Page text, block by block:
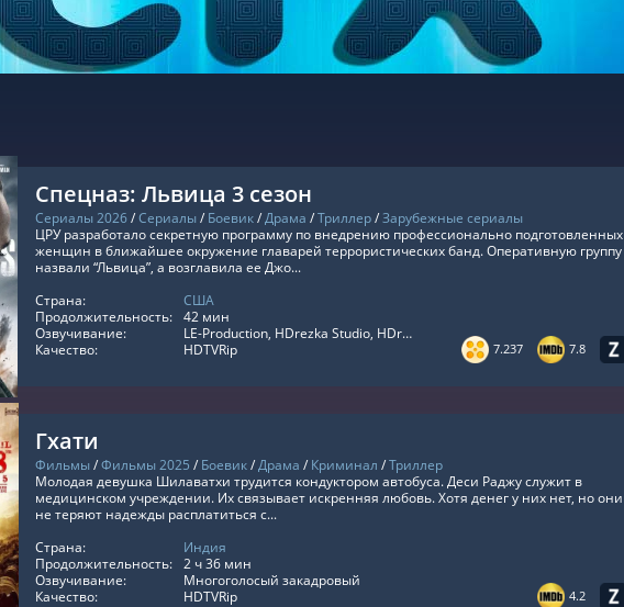
Спецназ: Львица 3 сезон
Сериалы 2026/Сериалы/ Боевик/Драма /Триллер/Зарубежные сериалы
7.237 7.8
ЦРУ разработало секретную программу по внедрению профессионально подготовленных
женщин в ближайшее окружение главарей террористических банд. Оперативную группу
назвали “Львица”, а возглавила ее Джо...
Страна:
США
Продолжительность: 42 мин
Озвучивание:
LE-Production, HDrezka Studio, HDrezka Studio. 18+, TVShows, RezkaStudio, Оригинальный, Субтитры
Качество:
HDTVRip
Гхати
Фильмы/Фильмы 2025 / Боевик/Драма / Криминал /Триллер
4.2
Молодая девушка Шилаватхи трудится кондуктором автобуса. Деси Раджу служит в
медицинском учреждении. Их связывает искренняя любовь. Хотя денег у них нет, но они
не теряют надежды расплатиться с...
Страна:
Индия
Продолжительность: 2 ч 36 мин
Озвучивание:
Многоголосый закадровый
Качество:
HDTVRip